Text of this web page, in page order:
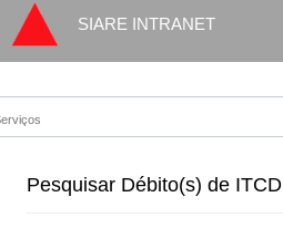
SIARE INTRANET
Pesquisar Débito(s) de ITCD